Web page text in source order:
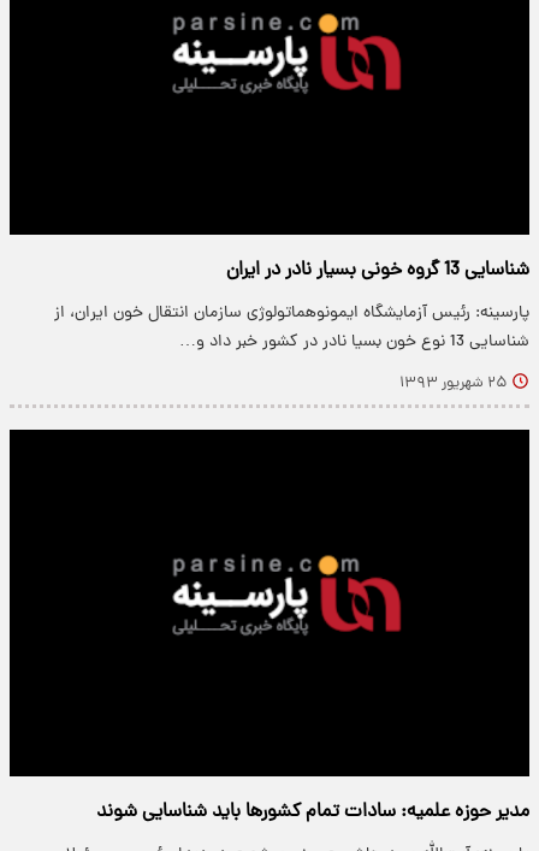
شناسایی 13 گروه خونی بسیار نادر در ایران
پارسینه: رئیس آزمایشگاه ایمونوهماتولوژی سازمان انتقال خون ایران، از
شناسایی 13 نوع خون بسیا نادر در کشور خبر داد و…
۲۵ شهریور ۱۳۹۳
مدیر حوزه‌ علمیه: سادات تمام کشورها باید شناسایی شوند